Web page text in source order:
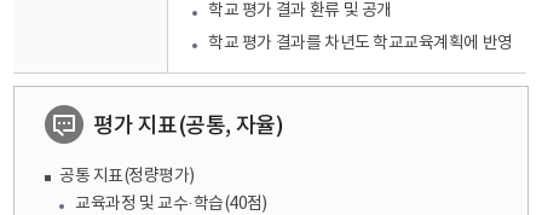
학교 평가 결과 환류 및 공개
학교 평가 결과를 차년도 학교교육계획에 반영
평가 지표(공통, 자율)
공통 지표(정량평가)
교육과정 및 교수·학습(40점)